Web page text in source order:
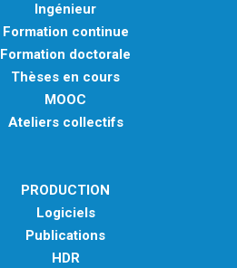
Ingénieur
Formation continue
Formation doctorale
Thèses en cours
MOOC
Ateliers collectifs
PRODUCTION
Logiciels
Publications
HDR